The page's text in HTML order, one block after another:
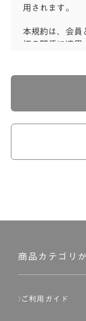
用されます。
本規約は、会員
切の関係に適用
ら個別規定は
めが優先され
ません。
商品カテゴリ
ご利用ガイド